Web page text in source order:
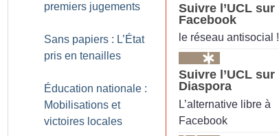
premiers jugements
Sans papiers : L’État
pris en tenailles
Éducation nationale :
Mobilisations et
victoires locales
Suivre l’UCL sur
Facebook
le réseau antisocial !
Suivre l’UCL sur
Diaspora
L’alternative libre à
Facebook